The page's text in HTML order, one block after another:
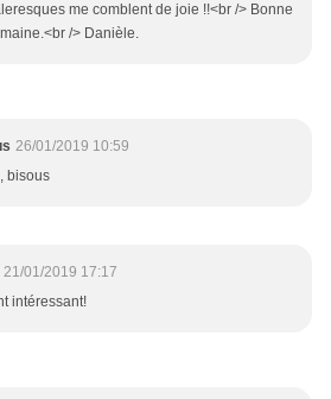
me comblent de joie !!<br /> Bonne
/> Danièle.
26/01/2019 10:59
bisous
21/01/2019 17:17
intéressant!